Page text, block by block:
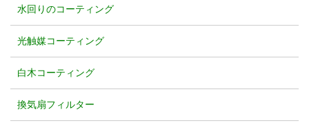
水回りのコーティング
光触媒コーティング
白木コーティング
換気扇フィルター